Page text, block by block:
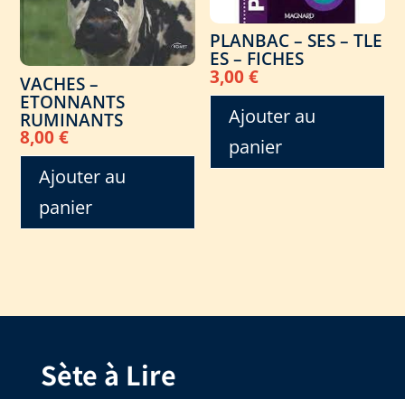
VACHES –
ETONNANTS
RUMINANTS
8,00€
Ajouter au
panier
PLANBAC – SES – TLE
ES – FICHES
3,00€
Ajouter au
panier
Sète à Lire